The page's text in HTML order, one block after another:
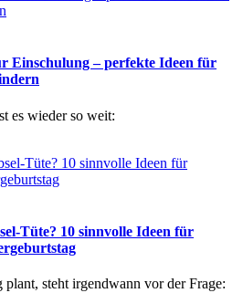
Einschulung – perfekte Ideen für
es wieder so weit:
Tüte? 10 sinnvolle Ideen für
steht irgendwann vor der Frage: